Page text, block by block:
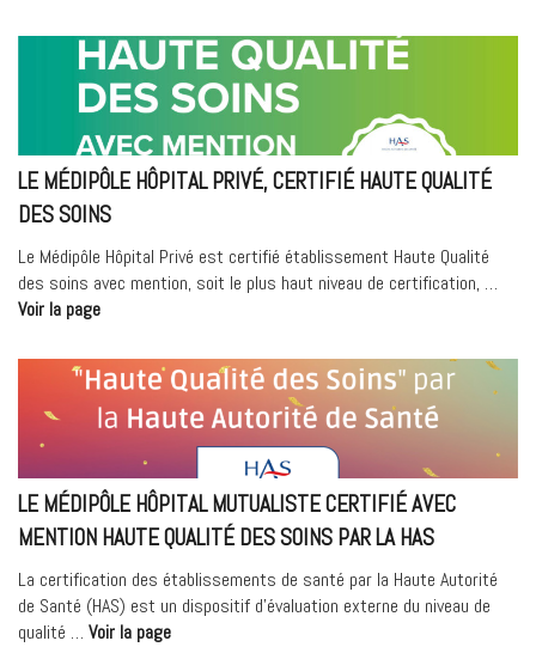
l’hôpital
futur »
LE MÉDIPÔLE HÔPITAL PRIVÉ, CERTIFIÉ HAUTE QUALITÉ
DES SOINS
Le Médipôle Hôpital Privé est certifié établissement Haute Qualité
des soins avec mention, soit le plus haut niveau de certification, …
Voir la page« Le
Hôpital
Privé,
certifié
qualité
des
soins »
LE MÉDIPÔLE HÔPITAL MUTUALISTE CERTIFIÉ AVEC
MENTION HAUTE QUALITÉ DES SOINS PAR LA HAS
La certification des établissements de santé par la Haute Autorité
de Santé (HAS) est un dispositif d’évaluation externe du niveau de
qualité … Voir la page« Le